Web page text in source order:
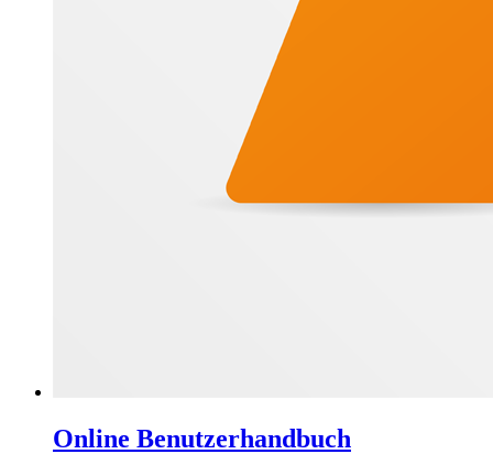
Online Benutzerhandbuch